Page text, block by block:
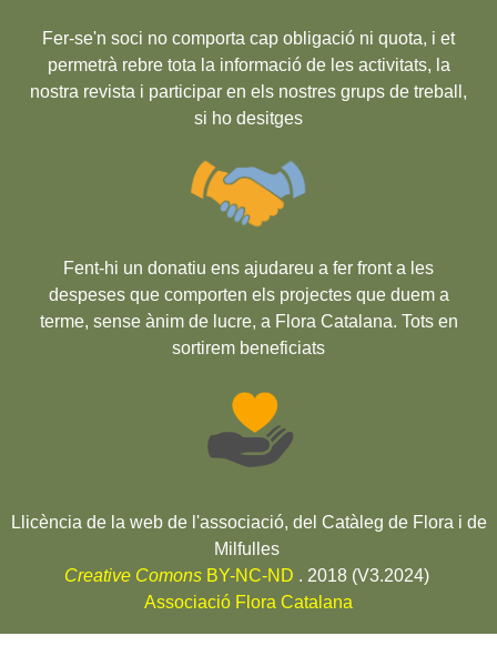
Fer-se'n soci no comporta cap obligació ni quota, i et
permetrà rebre tota la informació de les activitats, la
nostra revista i participar en els nostres grups de treball,
si ho desitges
Fent-hi un donatiu ens ajudareu a fer front a les
despeses que comporten els projectes que duem a
terme, sense ànim de lucre, a Flora Catalana. Tots en
sortirem beneficiats
Llicència de la web de l'associació, del Catàleg de Flora i de
Milfulles
Creative ComonsBY-NC-ND . 2018 (V3.2024)
Associació Flora Catalana